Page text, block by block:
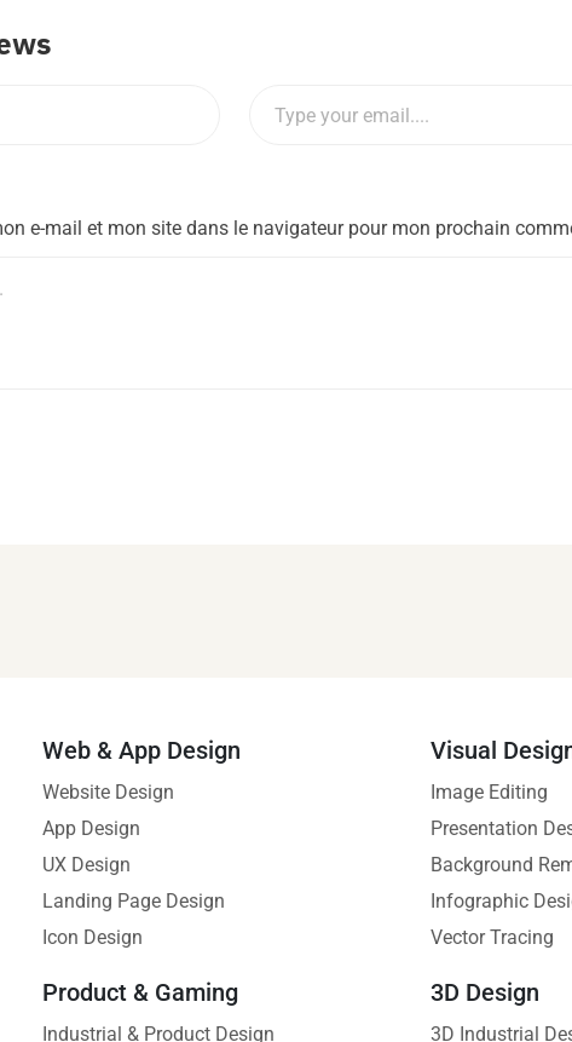
e-mail et mon site dans le navigateur pour mon prochain
Web & App Design
Website Design
App Design
UX Design
Landing Page Design
Icon Design
Product & Gaming
Industrial & Product Design
Visual
Image Editing
Presentation
Background
Infographic
Vector Tracing
3D Design
3D Industrial